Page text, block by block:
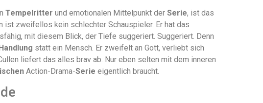
Tempelritter und emotionalen Mittelpunkt der Serie, ist das
zweifellos kein schlechter Schauspieler. Er hat das
mit diesem Blick, der Tiefe suggeriert. Suggeriert. Denn
statt ein Mensch. Er zweifelt an Gott, verliebt sich
liefert das alles brav ab. Nur eben selten mit dem inneren
Action-Drama-Serie eigentlich braucht.